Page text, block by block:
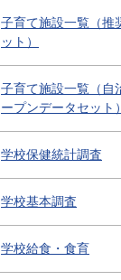
子育て施設一覧（推
ット）
子育て施設一覧（自
ープンデータセット）
学校保健統計調査
学校基本調査
学校給食・食育